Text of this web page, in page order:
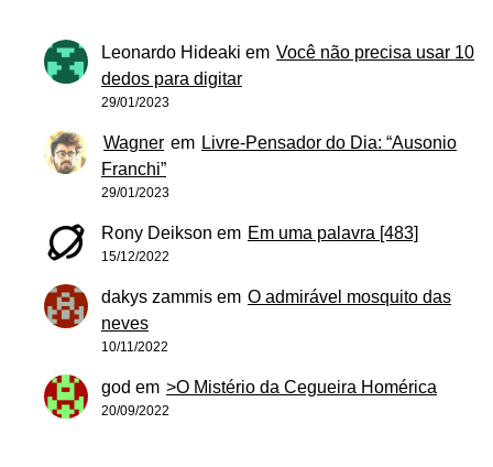
Leonardo Hideaki em Você não precisa usar 10
dedos para digitar
29/01/2023
Wagner em Livre-Pensador do Dia: “Ausonio
Franchi”
29/01/2023
Rony Deikson em Em uma palavra [483]
15/12/2022
dakys zammis em O admirável mosquito das
neves
10/11/2022
god em >O Mistério da Cegueira Homérica
20/09/2022